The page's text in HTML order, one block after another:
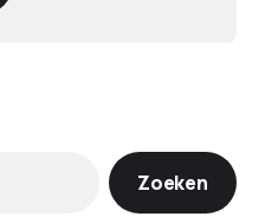
Zoeken